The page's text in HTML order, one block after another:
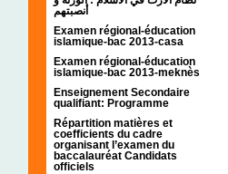
أنصبتهم
Examen régional-éducation
islamique-bac 2013-casa
Examen régional-éducation
islamique-bac 2013-meknès
Enseignement Secondaire
qualifiant: Programme
Répartition matières et
coefficients du cadre
organisant l’examen du
baccalauréat Candidats
officiels